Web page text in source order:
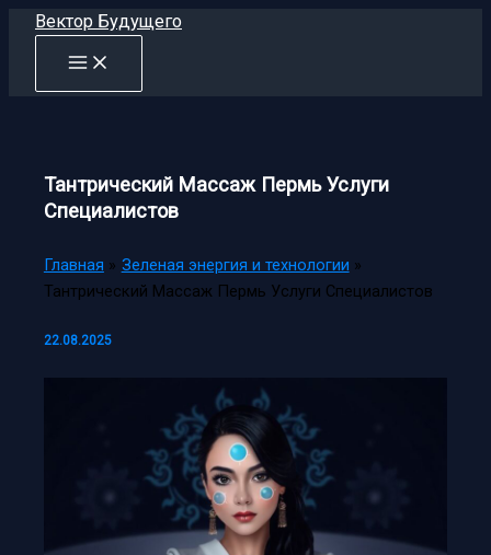
Перейти
содержимому
Вектор Будущего
Тантрический Массаж Пермь Услуги
Специалистов
Главная
Зеленая энергия и технологии
Тантрический Массаж Пермь Услуги Специалистов
22.08.2025